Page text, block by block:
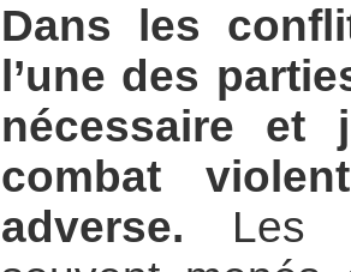
Dans les
l’une des
nécessaire et
combat
adverse. Les